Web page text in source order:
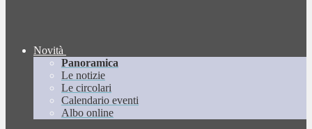
Novità
Panoramica
Le notizie
Le circolari
Calendario eventi
Albo online